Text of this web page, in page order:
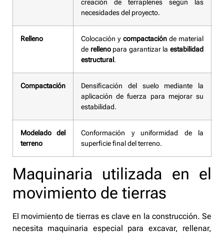
creación de terraplenes según las
necesidades del proyecto.
Relleno Colocación y compactaciónde material
de rellenopara garantizar laestabilidad
estructural .
Compactación
Densificación del suelo mediante la
aplicación de fuerza para mejorar su
estabilidad.
Modelado del
terreno
Conformación y uniformidad de la
superficie final del terreno.
Maquinaria utilizada en el
movimiento de tierras
El movimiento de tierras es clave en la construcción. Se
necesita maquinaria especial para excavar, rellenar,